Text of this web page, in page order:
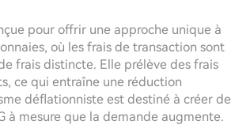
pour offrir une approche unique à
où les frais de transaction sont
frais distincte. Elle prélève des frais
ce qui entraîne une réduction
déflationniste est destiné à créer de
à mesure que la demande augmente.